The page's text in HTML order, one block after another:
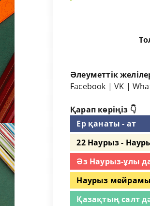
Әлеуметтік
Facebook |VK |
Қарап көріңіз 👇
Ер қанаты - ат
22 Наурыз -
Әз Наурыз-ұлы
Наурыз
Қазақтың салт